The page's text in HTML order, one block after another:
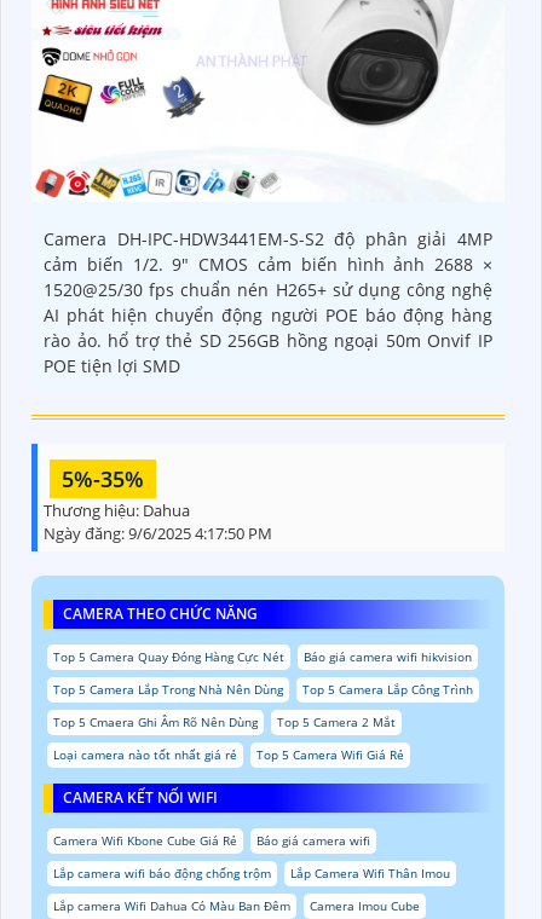
Camera DH-IPC-HDW3441EM-S-S2 độ phân giải 4MP
cảm biến 1/2. 9" CMOS cảm biến hình ảnh 2688 ×
1520@25/30 fps chuẩn nén H265+ sử dụng công nghệ
AI phát hiện chuyển động người POE báo động hàng
rào ảo. hổ trợ thẻ SD 256GB hồng ngoại 50m Onvif IP
POE tiện lợi SMD
5%-35%
Thương hiệu: Dahua
Ngày đăng:9/6/2025 4:17:50 PM
CAMERA THEO CHỨC NĂNG
Top 5 Camera Quay Đóng Hàng Cực Nét
Báo giá camera wifi hikvision
Top 5 Camera Lắp Trong Nhà Nên Dùng
Top 5 Camera Lắp Công Trình
Top 5 Cmaera Ghi Âm Rõ Nên Dùng
Top 5 Camera 2 Mắt
Loại camera nào tốt nhất giá rẻ
Top 5 Camera Wifi Giá Rẻ
CAMERA KẾT NỐI WIFI
Camera Wifi Kbone Cube Giá Rẻ
Báo giá camera wifi
Lắp camera wifi báo động chống trộm
Lắp Camera Wifi Thân Imou
Lắp camera Wifi Dahua Có Màu Ban Đêm
Camera Imou Cube